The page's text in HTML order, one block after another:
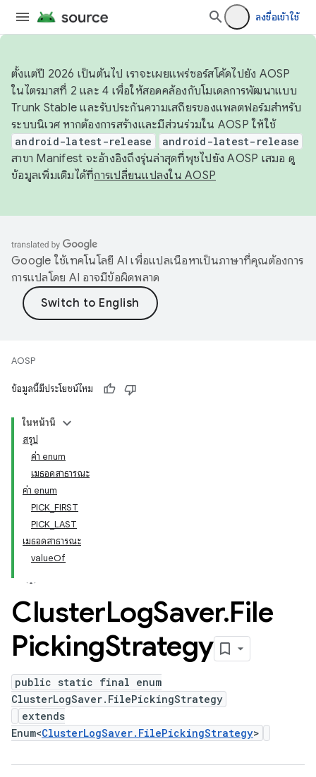
ลงชื่อเข้าใช้
ตั้งแต่ปี 2026 เป็นต้นไป เราจะเผยแพร่ซอร์สโค้ดไปยัง AOSP
ในไตรมาสที่ 2 และ 4 เพื่อให้สอดคล้องกับโมเดลการพัฒนาแบบ
Trunk Stable และรับประกันความเสถียรของแพลตฟอร์มสำหรับ
ระบบนิเวศ หากต้องการสร้างและมีส่วนร่วมใน AOSP ให้ใช้
android-latest-release android-latest-release
สาขา Manifest จะอ้างอิงถึงรุ่นล่าสุดที่พุชไปยัง AOSP เสมอ ดู
ข้อมูลเพิ่มเติมได้ที่การเปลี่ยนแปลงใน AOSP
Google ใช้เทคโนโลยี AI เพื่อแปลเนื้อหาเป็นภาษาที่คุณต้องการ
การแปลโดย AI อาจมีข้อผิดพลาด
AOSP
ข้อมูลนี้มีประโยชน์ไหม
ในหน้านี้
สรุป
ค่า enum
เมธอดสาธารณะ
ค่า enum
PICK_FIRST
PICK_LAST
เมธอดสาธารณะ
valueOf
ClusterLogSaver.File
PickingStrategy
public static final enum
ClusterLogSaver.FilePickingStrategy
extends
Enum<ClusterLogSaver.FilePickingStrategy>